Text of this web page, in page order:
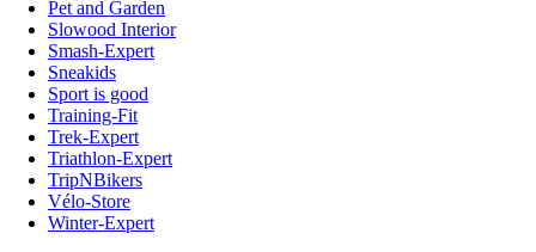
Pet and Garden
Slowood Interior
Smash-Expert
Sneakids
Sport is good
Training-Fit
Trek-Expert
Triathlon-Expert
TripNBikers
Vélo-Store
Winter-Expert